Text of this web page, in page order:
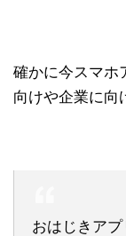
確かに今スマホ
向けや企業に向
おはじきア